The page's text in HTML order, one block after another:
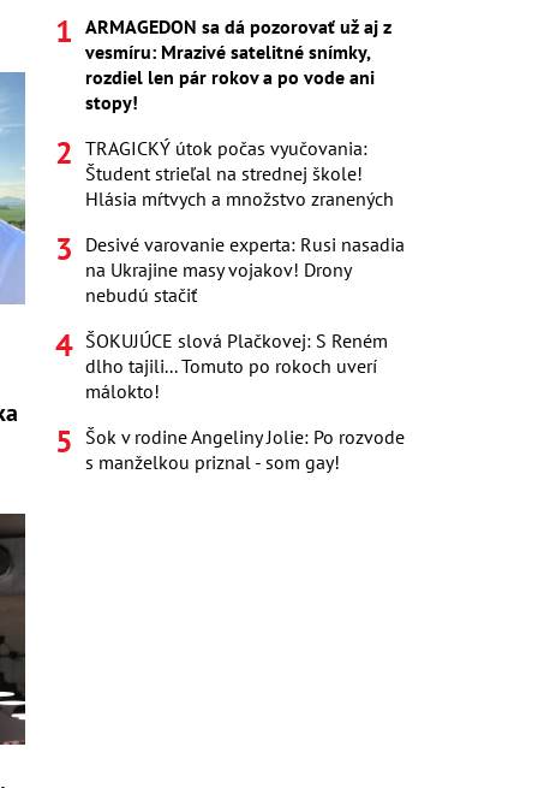
ARMAGEDON sa dá pozorovať už aj z
vesmíru: Mrazivé satelitné snímky,
rozdiel len pár rokov a po vode ani
stopy!
TRAGICKÝ útok počas vyučovania:
Študent strieľal na strednej škole!
Hlásia mŕtvych a množstvo zranených
Desivé varovanie experta: Rusi nasadia
na Ukrajine masy vojakov! Drony
nebudú stačiť
ŠOKUJÚCE slová Plačkovej: S Reném
dlho tajili... Tomuto po rokoch uverí
málokto!
Šok v rodine Angeliny Jolie: Po rozvode
s manželkou priznal - som gay!